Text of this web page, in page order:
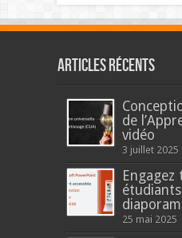
Articles récents
de
vidéo
3 juillet 2025
Engagez
25 mai 2025